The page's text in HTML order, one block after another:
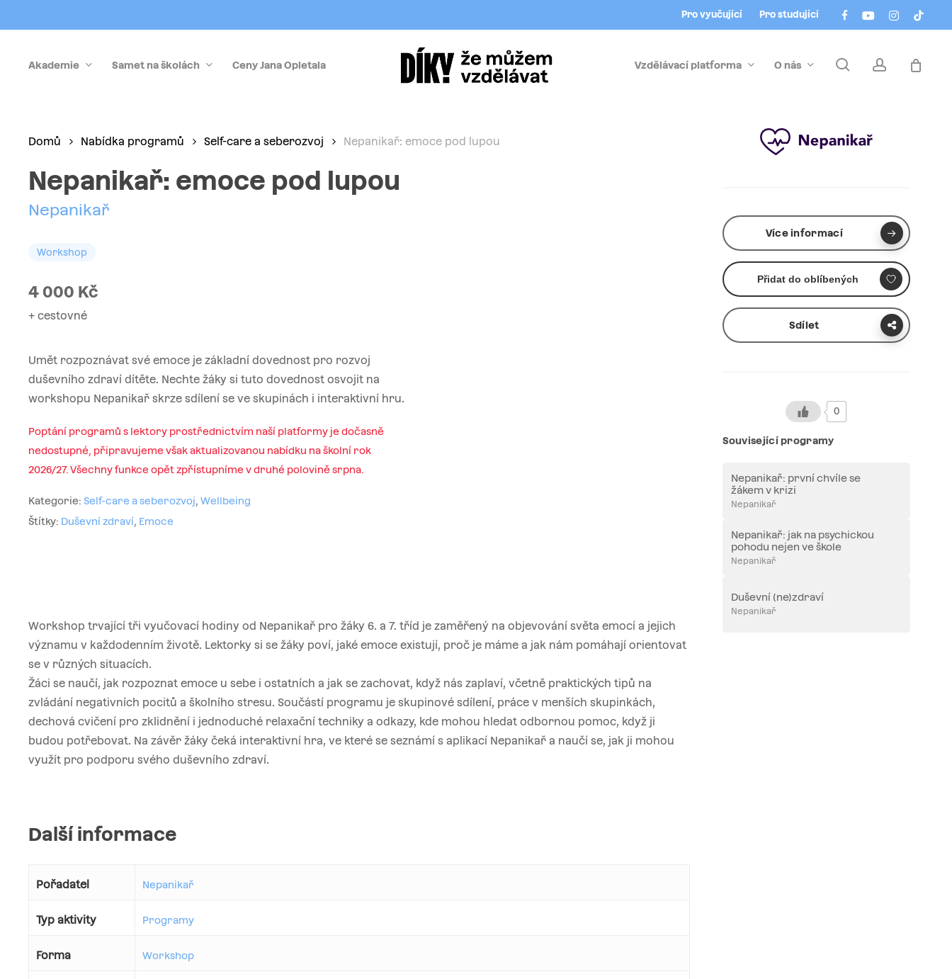
to
content
facebookyoutubeinstagram
tiktok
Pro vyučující Pro studující
Akademie Samet na školách Ceny Jana Opletala Vzdělávací platforma O nás searchaccount
Domů Nabídka programů Self-care a seberozvoj Nepanikař: emoce pod lupou
Nepanikař: emoce pod lupou
Nepanikař
Workshop
4 000 Kč
+ cestovné
Umět rozpoznávat své emoce je základní dovednost pro rozvoj
duševního zdraví dítěte. Nechte žáky si tuto dovednost osvojit na
workshopu Nepanikař skrze sdílení se ve skupinách i interaktivní hru.
Poptání programů s lektory prostřednictvím naší platformy je dočasně
nedostupné, připravujeme však aktualizovanou nabídku na školní rok
2026/27. Všechny funkce opět zpřístupníme v druhé polovině srpna.
Kategorie:Self-care a seberozvoj,Wellbeing
Štítky: Duševní zdraví, Emoce
Workshop trvající tři vyučovací hodiny od Nepanikař pro žáky 6. a 7. tříd je zaměřený na objevování světa emocí a jejich
významu v každodenním životě. Lektorky si se žáky poví, jaké emoce existují, proč je máme a jak nám pomáhají orientovat
se v různých situacích.
Žáci se naučí, jak rozpoznat emoce u sebe i ostatních a jak se zachovat, když nás zaplaví, včetně praktických tipů na
zvládání negativních pocitů a školního stresu. Součástí programu je skupinové sdílení, práce v menších skupinkách,
dechová cvičení pro zklidnění i jednoduché relaxační techniky a odkazy, kde mohou hledat odbornou pomoc, když ji
budou potřebovat. Na závěr žáky čeká interaktivní hra, ve které se seznámí s aplikací Nepanikař a naučí se, jak ji mohou
využít pro podporu svého duševního zdraví.
Další informace
Pořadatel Nepanikař
Typ aktivity Programy
Forma Workshop
Více informací
Přidat do oblíbených
Sdílet
0
Související programy
Nepanikař: první chvíle se
žákem v krizi
Nepanikař
Nepanikař: jak na psychickou
pohodu nejen ve škole
Nepanikař
Duševní (ne)zdraví
Nepanikař
Menu